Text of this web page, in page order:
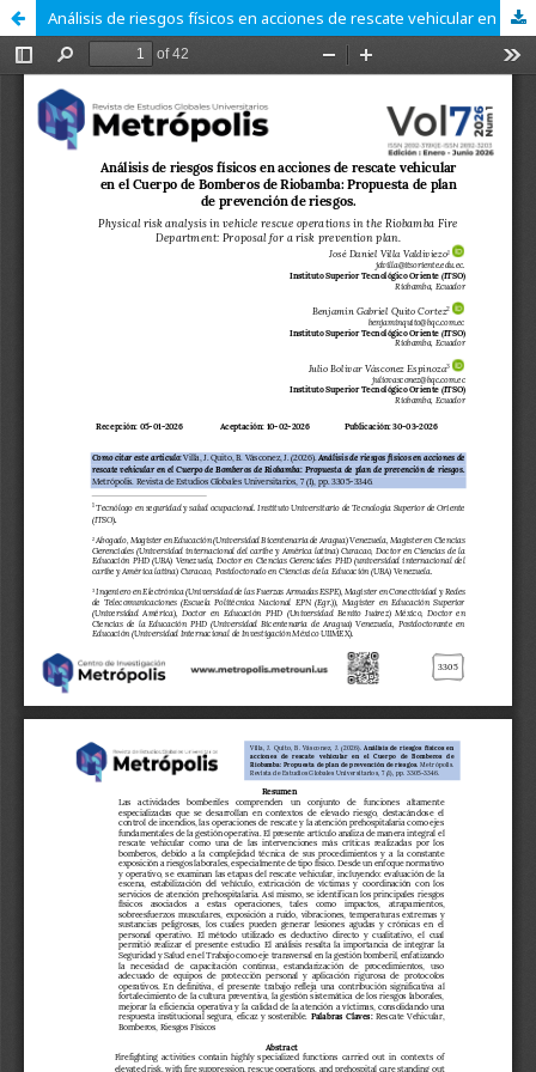
Análisis de riesgos físicos en acciones de rescate vehicular en el Cuerpo de Bomberos de Riobamba